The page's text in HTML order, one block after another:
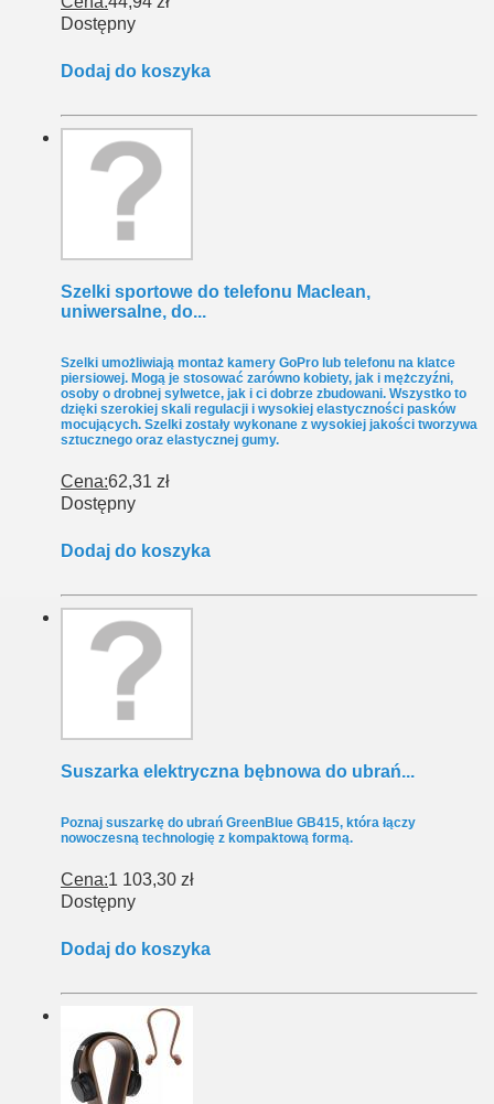
Dostępny
Dodaj do koszyka
Szelki sportowe do telefonu Maclean,
uniwersalne, do...
Szelki umożliwiają montaż kamery GoPro lub telefonu na klatce
piersiowej. Mogą je stosować zarówno kobiety, jak i mężczyźni,
osoby o drobnej sylwetce, jak i ci dobrze zbudowani. Wszystko to
dzięki szerokiej skali regulacji i wysokiej elastyczności pasków
mocujących. Szelki zostały wykonane z wysokiej jakości tworzywa
sztucznego oraz elastycznej gumy.
Cena:62,31 zł
Dostępny
Dodaj do koszyka
Suszarka elektryczna bębnowa do ubrań...
Poznaj suszarkę do ubrań GreenBlue GB415, która łączy
nowoczesną technologię z kompaktową formą.
Cena:1 103,30 zł
Dostępny
Dodaj do koszyka